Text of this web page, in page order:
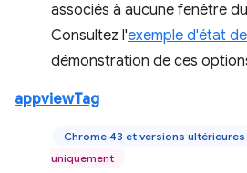
associés à aucune fenêtre
Consultez l'exemple d'état
démonstration de ces
appviewTag
Chrome 43 et versions ultérieures
uniquement